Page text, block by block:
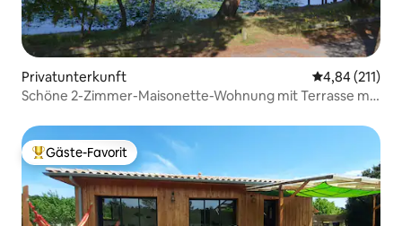
Privatunterkunft
4,84 (211)
Schöne 2-Zimmer-Maisonette-Wohnung mit Terrasse mit
Beliebter Gäste-Favorit.
Gäste-Favorit